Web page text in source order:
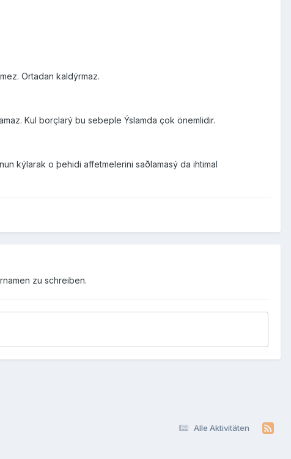
Ortadan kaldýrmaz.
Kul borçlarý bu sebeple Ýslamda çok önemlidir.
kýlarak o þehidi affetmelerini saðlamasý da ihtimal
zu schreiben.
Alle Aktivitäten